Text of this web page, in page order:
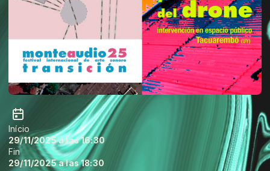
Início
29/11/2025 a las 16:30
Fin
29/11/2025 a las 18:30